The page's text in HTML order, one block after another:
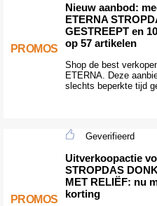
PROMOS
Nieuw aanbod:
ETERNA
GESTREEPT en
op 57 artikelen
Shop de best
ETERNA. Deze
slechts beperkte tijd
PROMOS
Geverifieerd
Uitverkoopactie
STROPDAS
MET RELIËF: nu
korting